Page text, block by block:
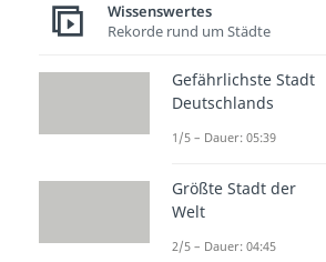
ist mit dem Essen.
Natürlich
am besten, wenn
auch an die
auch du dich an
Wissenswertes
Rekorde rund um Städte
Gefährlichste Stadt
Deutschlands
1/5 – Dauer: 05:39
Größte Stadt der
Welt
2/5 – Dauer: 04:45